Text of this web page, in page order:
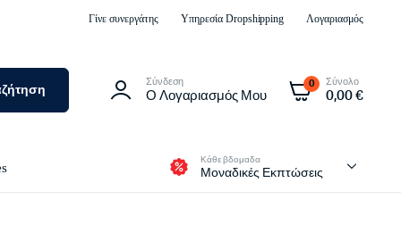
Γίνε συνεργάτης Υπηρεσία Dropshipping Λογαριασμός
Σύνδεση
Ο Λογαριασμός Μου
0 Σύνολο
0,00€
Κάθε βδομαδα
Μοναδικές Εκπτώσεις